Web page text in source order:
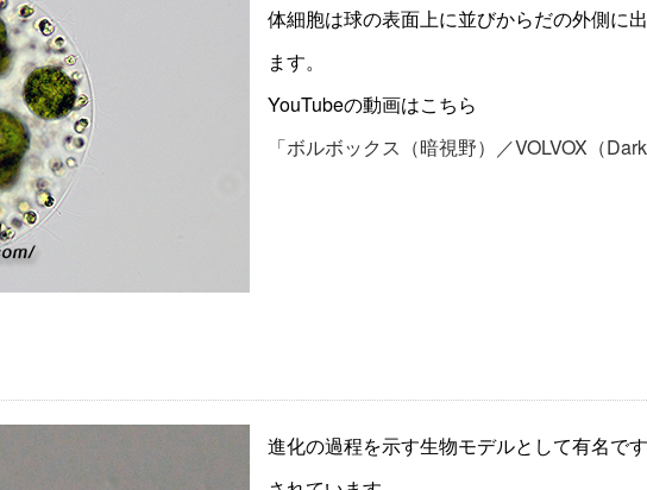
体細胞は球の表面上に並びからだの外側に
ます。
YouTubeの動画はこちら
「ボルボックス（暗視野）／VOLVOX（
進化の過程を示す生物モデルとして有名で